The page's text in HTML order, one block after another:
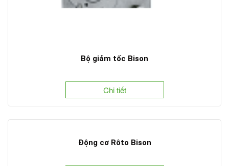
Bộ giảm tốc Bison
Chi tiết
Động cơ Rôto Bison